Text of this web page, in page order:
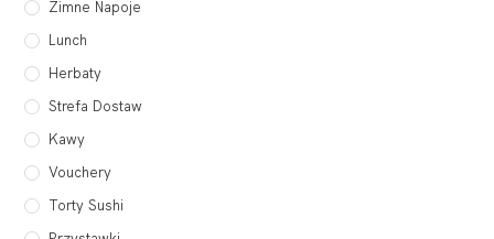
Zimne Napoje
Lunch
Herbaty
Strefa Dostaw
Kawy
Vouchery
Torty Sushi